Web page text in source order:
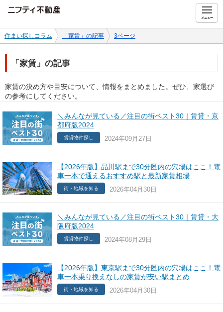
メニュー
住まい探しコラム 「家賃」の記事 3ページ
「家賃」の記事
家賃の決め方や目安について、情報をまとめました。ぜひ、家選び
の参考にしてください。
＼みんなが見ている／注目の街ベスト30｜賃貸・京
都府版2024
賃貸物件探し 2024年09月27日
【2026年版】品川駅まで30分圏内の穴場はここ！電
車一本で通えるおすすめ駅と最新家賃相場
街・地域を知る 2026年04月30日
＼みんなが見ている／注目の街ベスト30｜賃貸・大
阪府版2024
賃貸物件探し 2024年08月29日
【2026年版】東京駅まで30分圏内の穴場はここ！電
車一本乗り換えなしの家賃が安い駅まとめ
街・地域を知る 2026年04月30日